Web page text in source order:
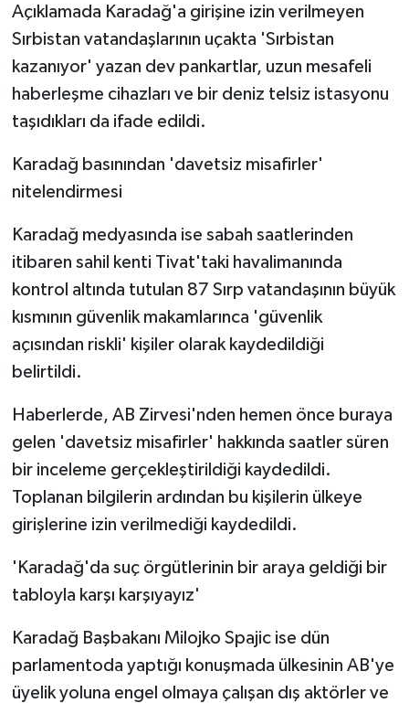
Açıklamada Karadağ'a girişine izin verilmeyen
Sırbistan vatandaşlarının uçakta 'Sırbistan
kazanıyor' yazan dev pankartlar, uzun mesafeli
haberleşme cihazları ve bir deniz telsiz istasyonu
taşıdıkları da ifade edildi.
Karadağ basınından 'davetsiz misafirler'
nitelendirmesi
Karadağ medyasında ise sabah saatlerinden
itibaren sahil kenti Tivat'taki havalimanında
kontrol altında tutulan 87 Sırp vatandaşının büyük
kısmının güvenlik makamlarınca 'güvenlik
açısından riskli' kişiler olarak kaydedildiği
belirtildi.
Haberlerde, AB Zirvesi'nden hemen önce buraya
gelen 'davetsiz misafirler' hakkında saatler süren
bir inceleme gerçekleştirildiği kaydedildi.
Toplanan bilgilerin ardından bu kişilerin ülkeye
girişlerine izin verilmediği kaydedildi.
'Karadağ'da suç örgütlerinin bir araya geldiği bir
tabloyla karşı karşıyayız'
Karadağ Başbakanı Milojko Spajic ise dün
parlamentoda yaptığı konuşmada ülkesinin AB'ye
üyelik yoluna engel olmaya çalışan dış aktörler ve